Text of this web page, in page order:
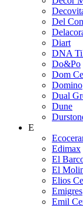
Del
Diart
DNA
Do&Po
Dom
Domino
Dual
Dune
E
Edimax
El
El
Elios
Emigres
Emil